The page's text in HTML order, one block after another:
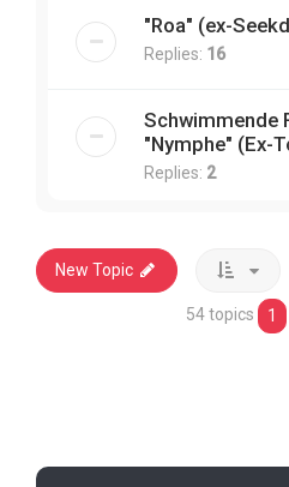
"Roa" (ex-
Replies: 16
Schwimmende
"Nymphe" (Ex-
Replies: 2
New Topic
54 topics 1